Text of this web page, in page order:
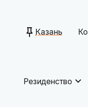
Казань
Резиденство